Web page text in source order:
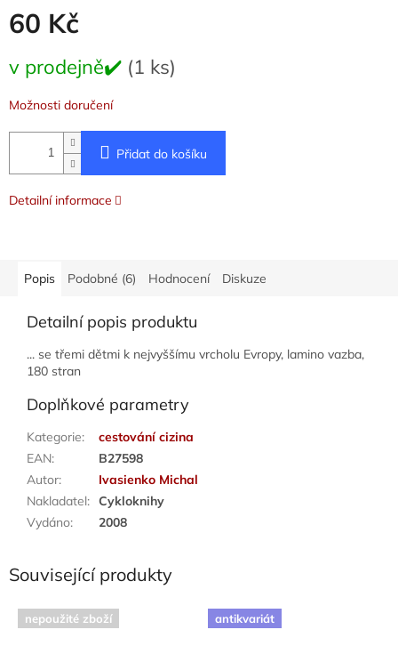
60 Kč
cena:
v prodejně✔️ (1 ks)
Možnosti doručení
Přidat do košíku
Detailní informace
Popis Podobné (6) Hodnocení Diskuze
Detailní popis produktu
... se třemi dětmi k nejvyššímu vrcholu Evropy, lamino vazba,
180 stran
Doplňkové parametry
Kategorie:
cestování cizina
EAN:
B27598
Autor:
Ivasienko Michal
Nakladatel: Cykloknihy
Vydáno: 2008
Související produkty
nepoužité zboží antikvariát